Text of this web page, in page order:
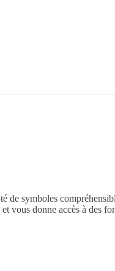
de symboles
vous donne accès à des